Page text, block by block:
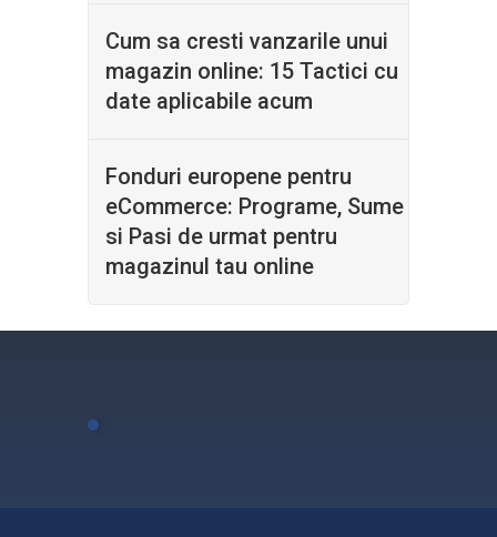
Cum sa cresti vanzarile unui
magazin online: 15 Tactici cu
date aplicabile acum
Fonduri europene pentru
eCommerce: Programe, Sume
si Pasi de urmat pentru
magazinul tau online